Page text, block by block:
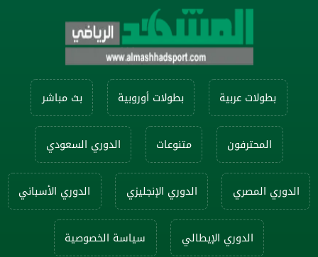
بطولات عربية بطولات أوروبية بث مباشر
المحترفون متنوعات الدوري السعودي
الدوري المصري الدوري الإنجليزي الدوري الأسباني
الدوري الإيطالي سياسة الخصوصية